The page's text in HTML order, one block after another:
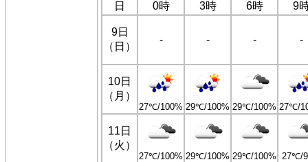
日 0時 3時 6時 9
9日
（日）
- - - -
10日
（月）
27℃/100% 29℃/100% 29℃/100% 27℃/
11日
（火）
27℃/100% 29℃/100% 29℃/100% 27℃/